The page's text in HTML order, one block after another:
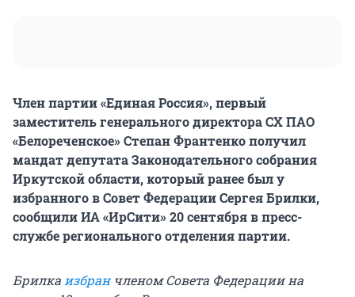
Член партии «Единая Россия», первый
заместитель генерального директора СХ ПАО
«Белореченское» Степан Франтенко получил
мандат депутата Законодательного собрания
Иркутской области, который ранее был у
избранного в Совет Федерации Сергея Брилки,
сообщили ИА «ИрСити» 20 сентября в пресс-
службе регионального отделения партии.
Брилка избранчленом Совета Федерации на